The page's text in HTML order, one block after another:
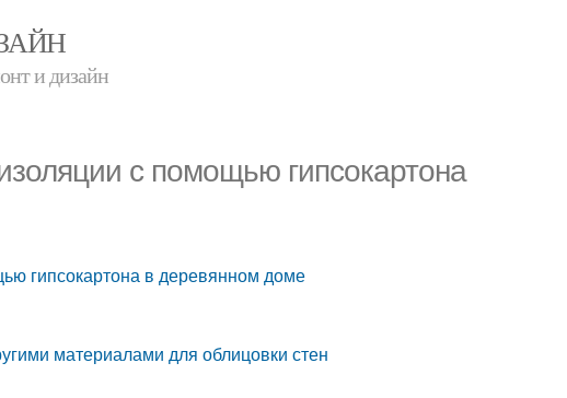
и дизайн
с помощью гипсокартона
гипсокартона в деревянном доме
материалами для облицовки стен